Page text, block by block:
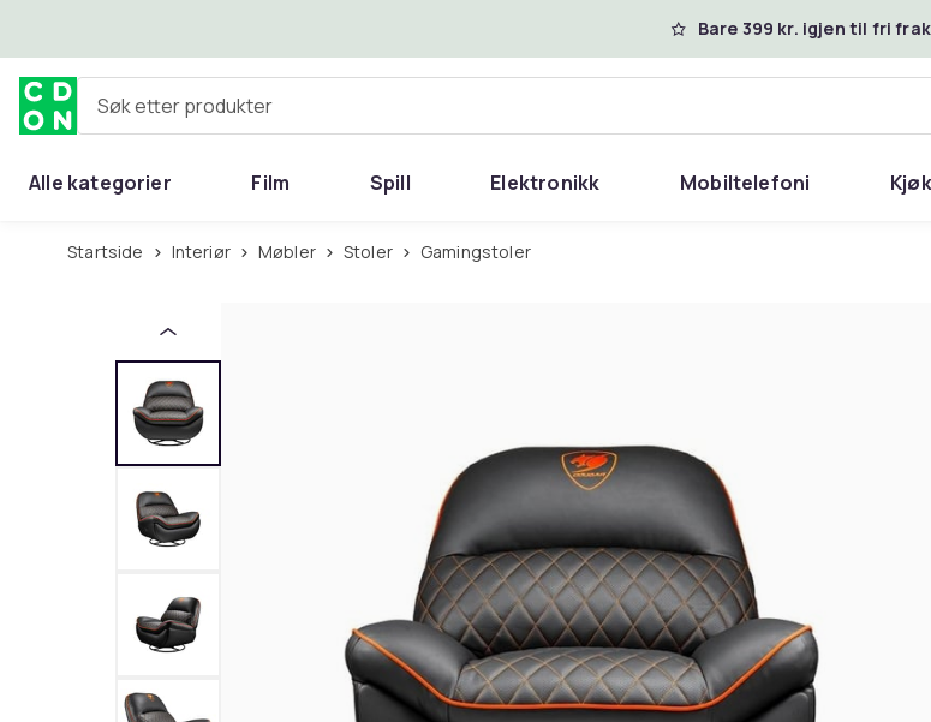
Bare 399 kr. igjen til fri
Søk etter produkter
Alle kategorier Film Spill Elektronikk Mobiltelefoni
Startside Interiør Møbler Stoler Gamingstoler